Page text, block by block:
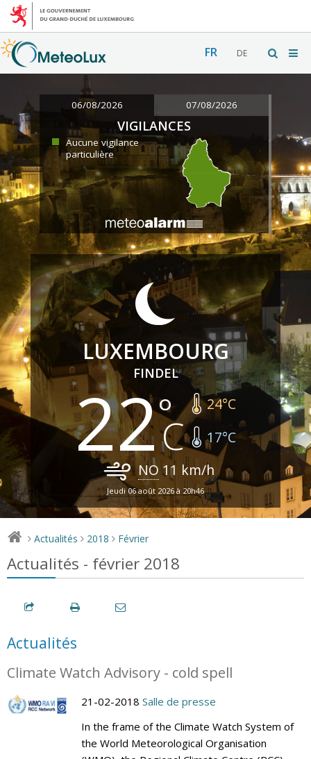
FR DE
06/08/2026 07/08/2026
VIGILANCES
Aucune vigilance
particulière
LUXEMBOURG
FINDEL
22 24°C
17°C
NO 11 km/h
Jeudi 06 août 2026 à 20h46
> Actualités > 2018 > Février
Actualités - février 2018
Actualités
Climate Watch Advisory - cold spell
21-02-2018 Salle de presse
In the frame of the Climate Watch System of
the World Meteorological Organisation